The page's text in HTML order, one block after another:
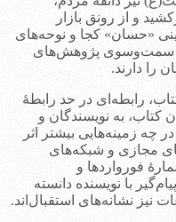
و از رونق بازار
«حسان» کجا و نوحه‌های
و سمت‌وسوی پژوهش‌های
را دارند.
رابطه‌ای در حد رابطۀ
به نویسندگان و
چه زمینه‌هایی بیشتر اثر
مجازی و شبکه‌های
فورواردها و
با نویسنده دانسته
نیز نشانه‌های استقبال‌اند.